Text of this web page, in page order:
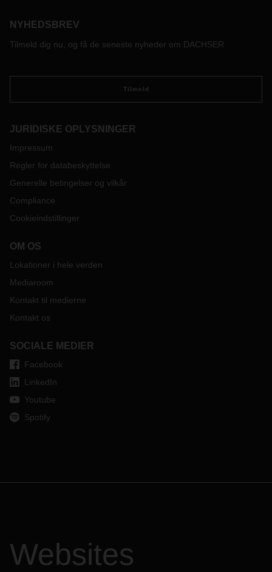
NYHEDSBREV
Tilmeld dig nu, og få de seneste nyheder om DACHSER
Tilmeld
JURIDISKE OPLYSNINGER
Impressum
Regler for databeskyttelse
Generelle betingelser og vilkår
Compliance
Cookieindstillinger
OM OS
Lokationer i hele verden
Mediaroom
Kontakt til medierne
Kontakt os
SOCIALE MEDIER
Facebook
LinkedIn
Youtube
Spotify
Websites